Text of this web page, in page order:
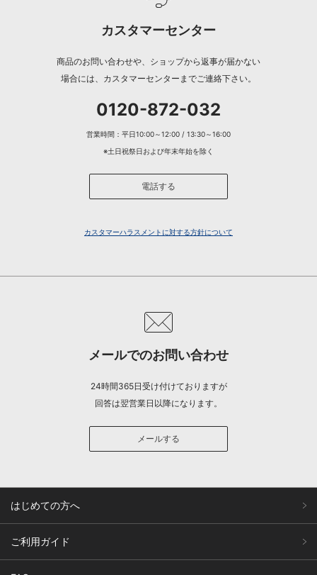
カスタマーセンター
商品のお問い合わせや、ショップから返事が届かない
場合には、カスタマーセンターまでご連絡下さい。
0120-872-032
営業時間：平日10:00～12:00 / 13:30～16:00
※土日祝祭日および年末年始を除く
電話する
カスタマーハラスメントに対する方針について
メールでのお問い合わせ
24時間365日受け付けておりますが
回答は翌営業日以降になります。
メールする
はじめての方へ
ご利用ガイド